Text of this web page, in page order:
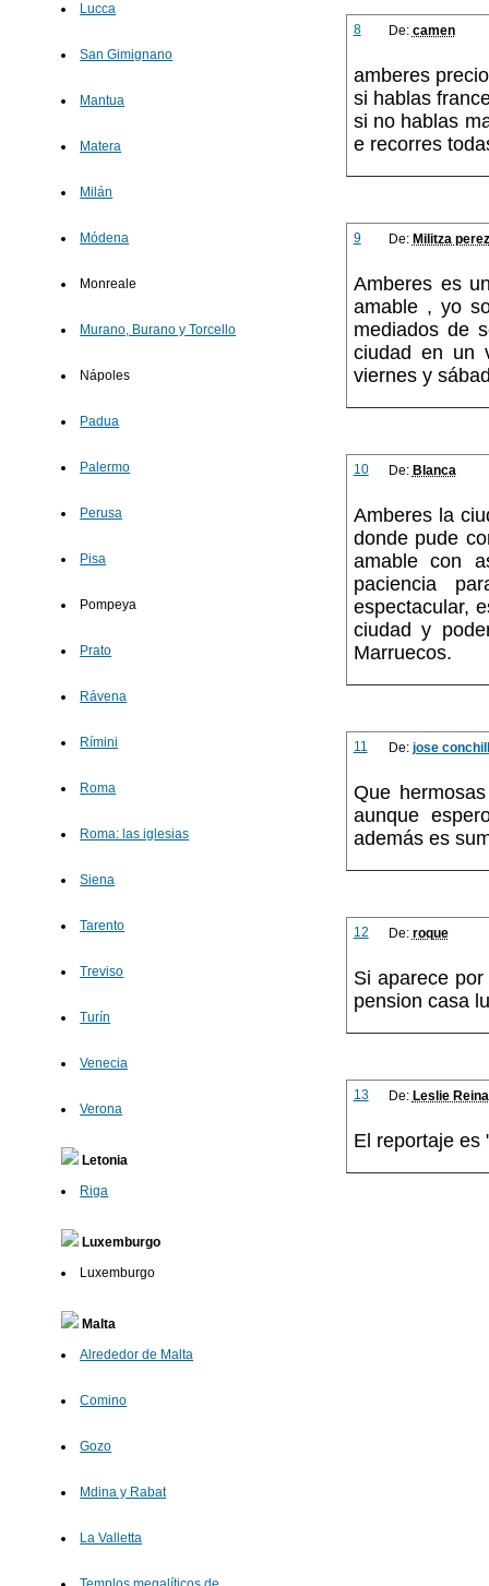
Lucca
San Gimignano
Mantua
Matera
Milán
Módena
Monreale
Murano, Burano y Torcello
Nápoles
Padua
Palermo
Perusa
Pisa
Pompeya
Prato
Rávena
Rímini
Roma
Roma: las iglesias
Siena
Tarento
Treviso
Turín
Venecia
Verona
Letonia
Riga
Luxemburgo
Luxemburgo
Malta
Alrededor de Malta
Comino
Gozo
Mdina y Rabat
La Valletta
8 De: camen
amberes
si hablas
si no hablas
e recorres
9 De: Militza perez
Amberes es
amable , yo
mediados de
ciudad en un
viernes y
10 De: Blanca
Amberes la
donde pude
amable con
paciencia
espectacular,
ciudad y
Marruecos.
11 De: jose
Que
aunque
además es
12 De: roque
Si aparece
pension casa
13 De: Leslie
El reportaje es